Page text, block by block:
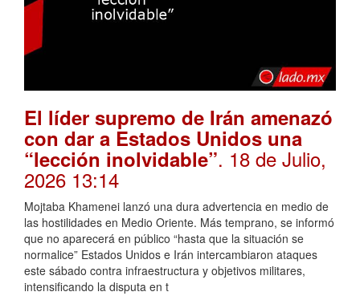
El líder supremo de Irán amenazó
con dar a Estados Unidos una
“lección inolvidable”. 18 de Julio,
2026 13:14
Mojtaba Khamenei lanzó una dura advertencia en medio de
las hostilidades en Medio Oriente. Más temprano, se informó
que no aparecerá en público “hasta que la situación se
normalice” Estados Unidos e Irán intercambiaron ataques
este sábado contra infraestructura y objetivos militares,
intensificando la disputa en t